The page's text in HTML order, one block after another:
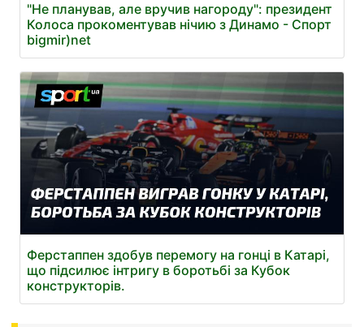
"Не планував, але вручив нагороду": президент
Колоса прокоментував нічию з Динамо - Спорт
bigmir)net
Ферстаппен здобув перемогу на гонці в Катарі,
що підсилює інтригу в боротьбі за Кубок
конструкторів.